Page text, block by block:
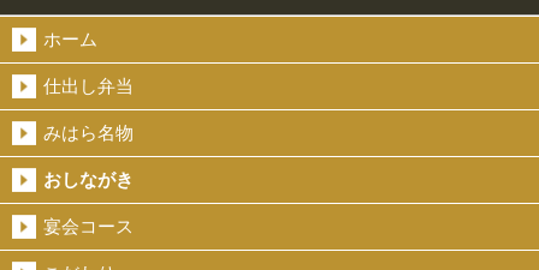
ホーム
仕出し弁当
みはら名物
おしながき
宴会コース